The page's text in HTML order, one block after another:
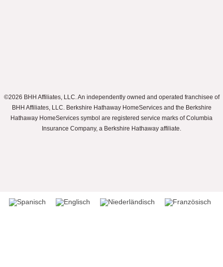
©2026 BHH Affiliates, LLC. An independently owned and operated franchisee of
BHH Affiliates, LLC. Berkshire Hathaway HomeServices and the Berkshire
Hathaway HomeServices symbol are registered service marks of Columbia
Insurance Company, a Berkshire Hathaway affiliate.